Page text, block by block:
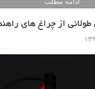
از چراغ های